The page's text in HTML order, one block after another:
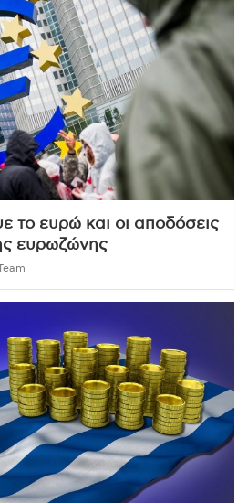
το ευρώ και οι αποδόσεις
ευρωζώνης